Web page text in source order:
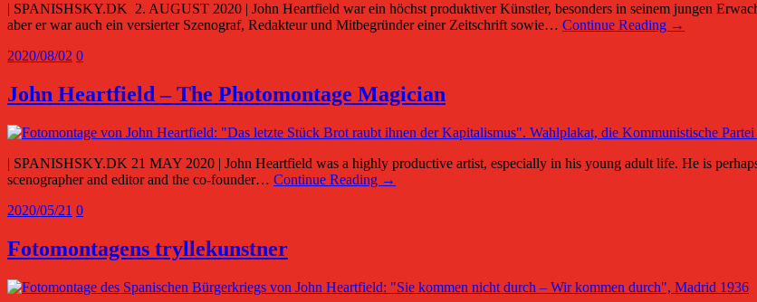
| SPANISHSKY.DK 2. AUGUST 2020 | John Heartfield war ein höchst produktiver Künstler, besonders in seinem jungen
aber er war auch ein versierter Szenograf, Redakteur und Mitbegründer einer Zeitschrift sowie… Continue Reading →
2020/08/02 0
John Heartfield – The Photomontage Magician
| SPANISHSKY.DK 21 MAY 2020 | John Heartfield was a highly productive artist, especially in his young adult life. He is
scenographer and editor and the co-founder… Continue Reading →
2020/05/21 0
Fotomontagens tryllekunstner